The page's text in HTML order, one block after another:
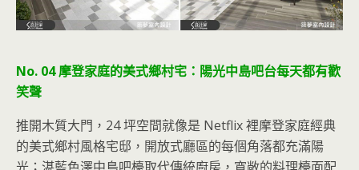
No. 04 摩登家庭的美式鄉村宅：陽光中島吧台每天都有歡
笑聲
推開木質大門，24 坪空間就像是 Netflix 裡摩登家庭經典
的美式鄉村風格宅邸，開放式廳區的每個角落都充滿陽